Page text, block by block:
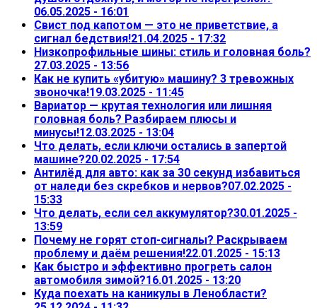
06.05.2025 - 16:01
Свист под капотом — это не приветствие, а
сигнал бедствия!21.04.2025 - 17:32
Низкопрофильные шины: стиль и головная боль?
27.03.2025 - 13:56
Как не купить «убитую» машину? 3 тревожных
звоночка!19.03.2025 - 11:45
Вариатор — крутая технология или лишняя
головная боль? Разбираем плюсы и
минусы!12.03.2025 - 13:04
Что делать, если ключи остались в запертой
машине?20.02.2025 - 17:54
Антилёд для авто: как за 30 секунд избавиться
от наледи без скребков и нервов?07.02.2025 -
15:33
Что делать, если сел аккумулятор?30.01.2025 -
13:59
Почему не горят стоп-сигналы? Раскрываем
проблему и даём решения!22.01.2025 - 15:13
Как быстро и эффективно прогреть салон
автомобиля зимой?16.01.2025 - 13:20
Куда поехать на каникулы в Ленобласти?